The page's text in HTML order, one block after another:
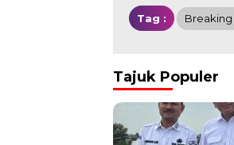
Tag : Breaking
Tajuk Populer